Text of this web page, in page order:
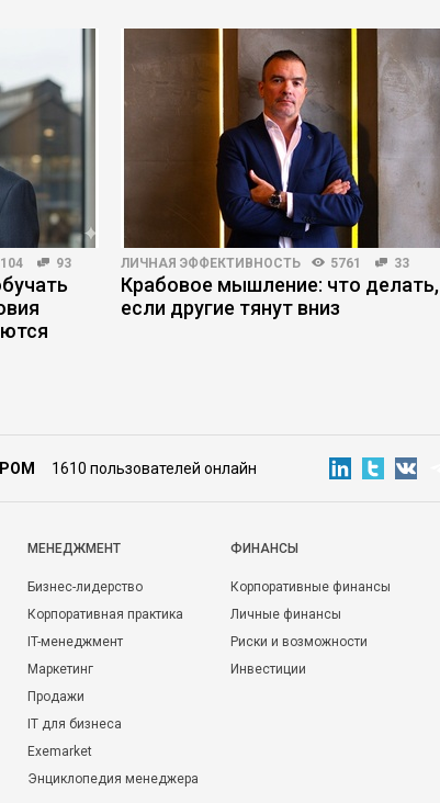
93 ЛИЧНАЯ ЭФФЕКТИВНОСТЬ 5761 33
Крабовое мышление: что делать,
если другие тянут вниз
1610 пользователей онлайн
МЕНЕДЖМЕНТ
Бизнес-лидерство
Корпоративная практика
IT-менеджмент
Маркетинг
Продажи
IT для бизнеса
Exemarket
Энциклопедия менеджера
ФИНАНСЫ
Корпоративные финансы
Личные финансы
Риски и возможности
Инвестиции